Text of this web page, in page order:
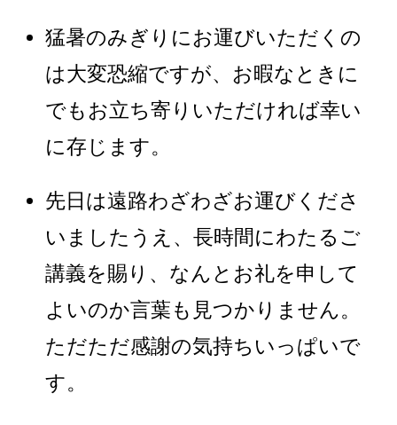
猛暑のみぎりにお運びいただくの
は大変恐縮ですが、お暇なときに
でもお立ち寄りいただければ幸い
に存じます。
先日は遠路わざわざお運びくださ
いましたうえ、長時間にわたるご
講義を賜り、なんとお礼を申して
よいのか言葉も見つかりません。
ただただ感謝の気持ちいっぱいで
す。